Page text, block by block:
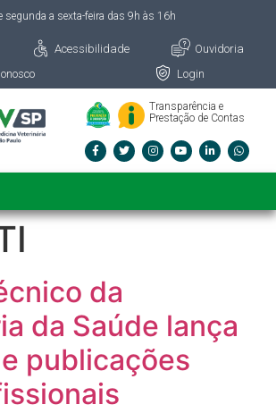
segunda a sexta-feira das 9h às 16h
Acessibilidade
Ouvidoria
Login
Transparência e
Prestação de Contas
da
da Saúde lança
publicações